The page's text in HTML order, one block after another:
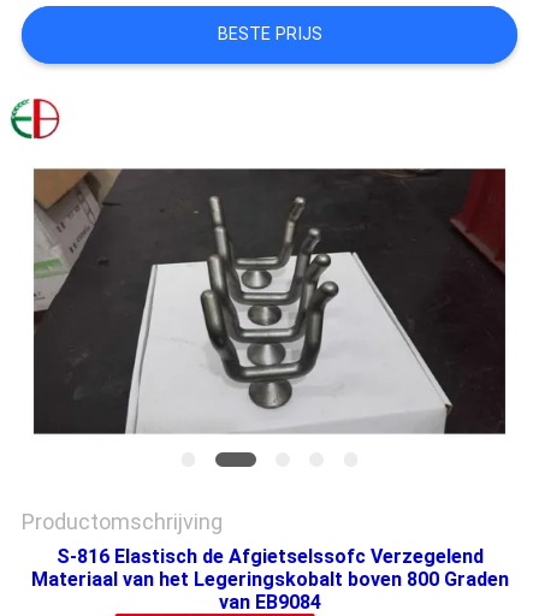
SITEMAP
PRIVACYBELEID
BESTE PRIJS
Productomschrijving
S-816 Elastisch de Afgietselssofc Verzegelend
Materiaal van het Legeringskobalt boven 800 Graden
van EB9084